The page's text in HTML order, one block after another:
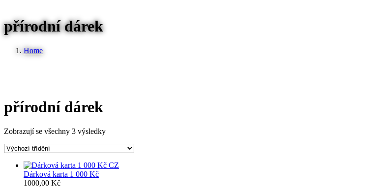
přírodní dárek
Home
přírodní dárek
Zobrazují se všechny 3 výsledky
Dárková karta 1 000 Kč
1000,00 Kč